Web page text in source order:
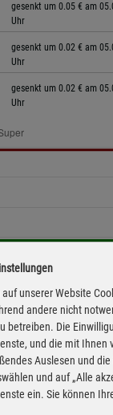
gesenkt um 0.05 € am
Uhr
gesenkt um 0.02 € am
Uhr
gesenkt um 0.02 € am
Uhr
unserer Website
andere nicht
betreiben. Die
und die mit
Auslesen und
und auf „Alle
ein. Sie können